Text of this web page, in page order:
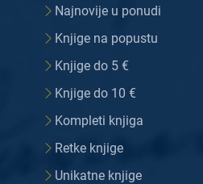
Najnovije u ponudi
Knjige na popustu
Knjige do 5 €
Knjige do 10 €
Kompleti knjiga
Retke knjige
Unikatne knjige